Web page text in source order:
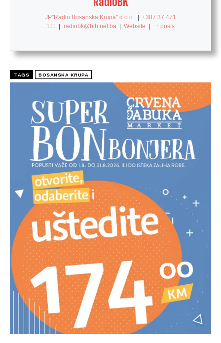
JP"Radio Bosanska Krupa" d.o.o.
+387 37 471
111
radiobk@bih.net.ba Website + posts
TAGS BOSANSKA KRUPA